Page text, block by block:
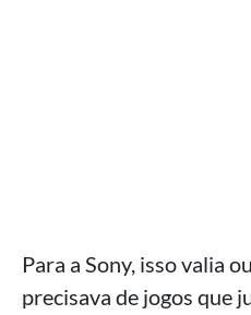
Para a Sony, isso valia
precisava de jogos que